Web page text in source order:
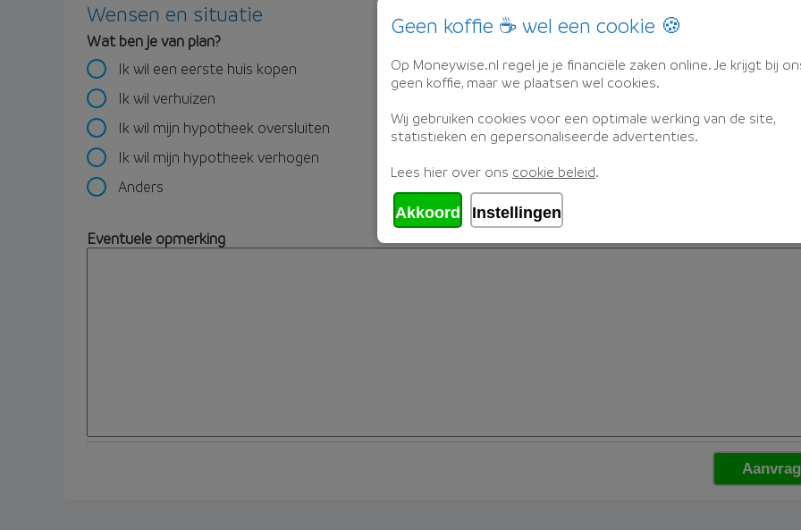
Wensen en situatie
Wat ben je van plan?
Ik wil een eerste huis kopen
Ik wil verhuizen
Ik wil mijn hypotheek oversluiten
Ik wil mijn hypotheek verhogen
Anders
Eventuele opmerking
Geen koffie ☕ wel een cookie 🍪
Op Moneywise.nl regel je je financiële zaken online. Je krijgt bij
geen koffie, maar we plaatsen wel cookies.
Wij gebruiken cookies voor een optimale werking van de site,
statistieken en gepersonaliseerde advertenties.
Lees hier over ons cookie beleid.
Akkoord Instellingen